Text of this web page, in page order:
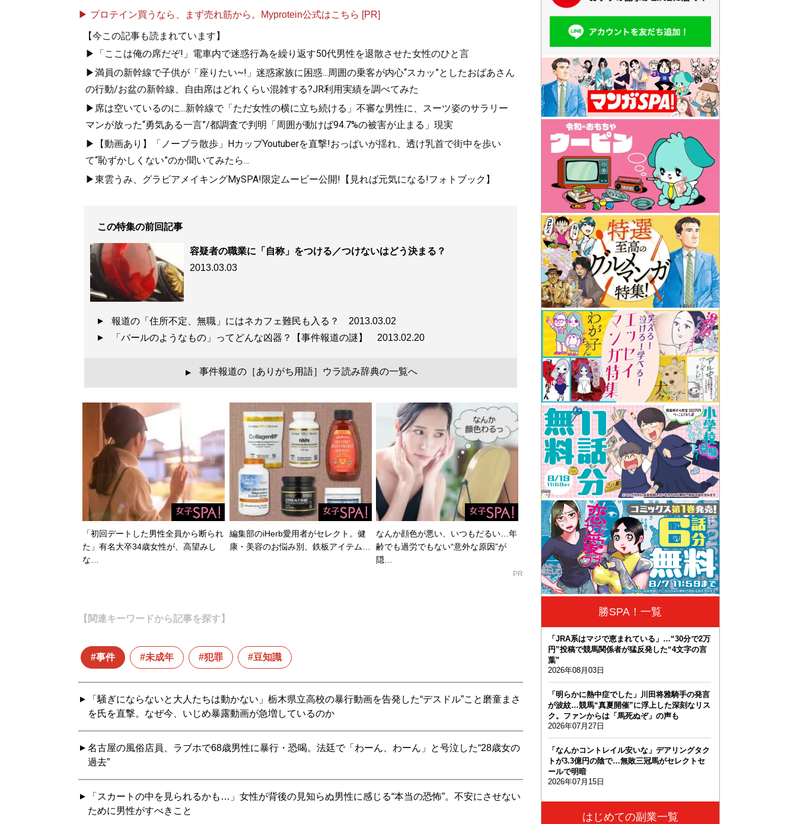
▶ プロテイン買うなら、まず売れ筋から。Myprotein公式はこちら [PR]
【今この記事も読まれています】
▶「ここは俺の席だぞ!」電車内で迷惑行為を繰り返す50代男性を退散させた女性のひと言
▶満員の新幹線で子供が「座りたい~!」迷惑家族に困惑...周囲の乗客が内心“スカッ”としたおばあさん
の行動/お盆の新幹線、自由席はどれくらい混雑する?JR利用実績を調べてみた
▶席は空いているのに...新幹線で「ただ女性の横に立ち続ける」不審な男性に、スーツ姿のサラリー
マンが放った“勇気ある一言”/都調査で判明「周囲が動けば94.7%の被害が止まる」現実
▶【動画あり】「ノーブラ散歩」HカップYoutuberを直撃!おっぱいが揺れ、透け乳首で街中を歩い
て“恥ずかしくない”のか聞いてみたら...
▶東雲うみ、グラビアメイキングMySPA!限定ムービー公開!【見れば元気になる!フォトブック】
この特集の前回記事
容疑者の職業に「自称」をつける／つけないはどう決まる？
2013.03.03
報道の「住所不定、無職」にはネカフェ難民も入る？ 2013.03.02
「バールのようなもの」ってどんな凶器？【事件報道の謎】 2013.02.20
▲ 事件報道の［ありがち用語］ウラ読み辞典の一覧へ
「初回デートした男性全員から断られ
た」有名大卒34歳女性が、高望みし
な…
編集部のiHerb愛用者がセレクト。健
康・美容のお悩み別、鉄板アイテム…
なんか顔色が悪い、いつもだるい…年
齢でも過労でもない“意外な原因”が
隠…
PR
【関連キーワードから記事を探す】
事件 未成年 犯罪 豆知識
「騒ぎにならないと大人たちは動かない」栃木県立高校の暴行動画を告発した“デスドル”こと磨童まさ
を氏を直撃。なぜ今、いじめ暴露動画が急増しているのか
名古屋の風俗店員、ラブホで68歳男性に暴行・恐喝。法廷で「わーん、わーん」と号泣した“28歳女の
過去”
「スカートの中を見られるかも…」女性が背後の見知らぬ男性に感じる“本当の恐怖”。不安にさせない
ために男性がすべきこと
勝SPA！一覧
「JRA系はマジで恵まれている」…“30分で2万
円”投稿で競馬関係者が猛反発した“4文字の言
葉”
2026年08月03日
「明らかに熱中症でした」川田将雅騎手の発言
が波紋…競馬“真夏開催”に浮上した深刻なリス
ク。ファンからは「馬死ぬぞ」の声も
2026年07月27日
「なんかコントレイル安いな」デアリングタク
トが3.3億円の陰で…無敗三冠馬がセレクトセ
ールで明暗
2026年07月15日
はじめての副業一覧